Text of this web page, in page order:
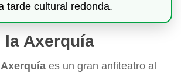
tarde cultural redonda.
la Axerquía
es un gran anfiteatro al